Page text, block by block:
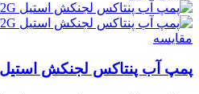
مقایسه
پمپ آب پنتاکس لجنکش استیل DX100/2G